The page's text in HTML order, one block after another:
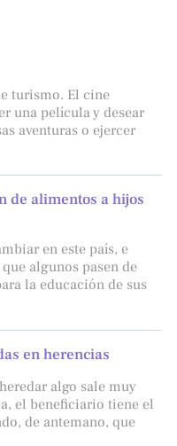
turismo. El cine
una película y desear
aventuras o ejercer
de alimentos a hijos
en este país, e
algunos pasen de
la educación de sus
en herencias
algo sale muy
el beneficiario tiene el
de antemano, que